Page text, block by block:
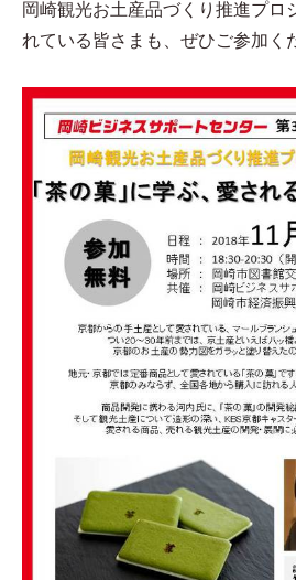
岡崎観光お土産品づくり推進プロ
れている皆さまも、ぜひご参加く